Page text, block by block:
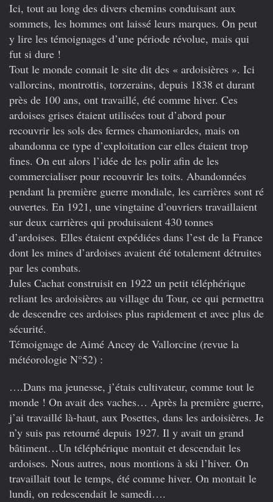
Ici, tout au long des divers chemins conduisant aux
sommets, les hommes ont laissé leurs marques. On peut
y lire les témoignages d’une période révolue, mais qui
fut si dure !
Tout le monde connait le site dit des « ardoisières ». Ici
vallorcins, montrottis, torzerains, depuis 1838 et durant
près de 100 ans, ont travaillé, été comme hiver. Ces
ardoises grises étaient utilisées tout d’abord pour
recouvrir les sols des fermes chamoniardes, mais on
abandonna ce type d’exploitation car elles étaient trop
fines. On eut alors l’idée de les polir afin de les
commercialiser pour recouvrir les toits. Abandonnées
pendant la première guerre mondiale, les carrières sont ré
ouvertes. En 1921, une vingtaine d’ouvriers travaillaient
sur deux carrières qui produisaient 430 tonnes
d’ardoises. Elles étaient expédiées dans l’est de la France
dont les mines d’ardoises avaient été totalement détruites
par les combats.
Jules Cachat construisit en 1922 un petit téléphérique
reliant les ardoisières au village du Tour, ce qui permettra
de descendre ces ardoises plus rapidement et avec plus de
sécurité.
Témoignage de Aimé Ancey de Vallorcine (revue la
météorologie N°52) :
….Dans ma jeunesse, j’étais cultivateur, comme tout le
monde ! On avait des vaches… Après la première guerre,
j’ai travaillé là-haut, aux Posettes, dans les ardoisières. Je
n’y suis pas retourné depuis 1927. Il y avait un grand
bâtiment…Un téléphérique montait et descendait les
ardoises. Nous autres, nous montions à ski l’hiver. On
travaillait tout le temps, été comme hiver. On montait le
lundi, on redescendait le samedi….